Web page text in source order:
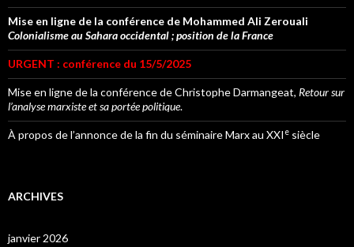
Mise en ligne de la conférence de Mohammed Ali Zerouali
Colonialisme au Sahara occidental ; position de la France
URGENT : conférence du 15/5/2025
Mise en ligne de la conférence de Christophe Darmangeat, Retour sur
l’analyse marxiste et sa portée politique.
À propos de l’annonce de la fin du séminaire Marx au XXI e siècle
ARCHIVES
janvier 2026